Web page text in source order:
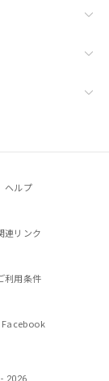
ヘルプ
連リンク
利用条件
Facebook